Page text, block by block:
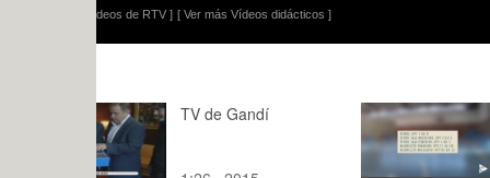
[ Ver más Vídeos didácticos ]
TV de Gandí